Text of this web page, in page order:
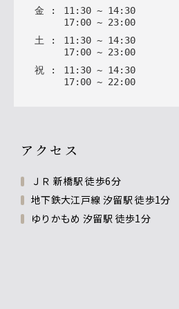
金 : 11 : 30 ~ 14: 30
17: 00 ~ 23: 00
土 : 11: 30 ~ 14: 30
17: 00 ~ 23: 00
祝 : 11: 30 ~ 14: 30
17: 00 ~ 22: 00
アクセス
ＪＲ 新橋駅 徒歩6分
地下鉄大江戸線 汐留駅 徒歩1分
ゆりかもめ 汐留駅 徒歩1分